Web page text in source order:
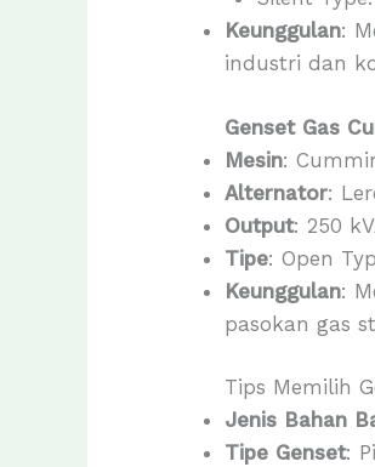
Keunggulan:
industri dan
Genset Gas
Mesin:
Alternator:
Output: 250
Tipe: Open
Keunggulan:
pasokan gas
Tips Memilih
Jenis Bahan
Tipe Genset: